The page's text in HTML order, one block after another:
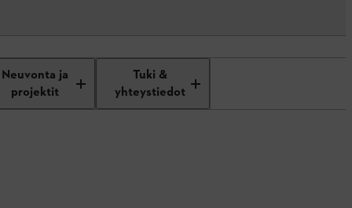
Neuvonta ja
projektit
Tuki &
yhteystiedot